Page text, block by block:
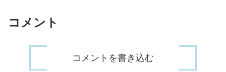
コメント
コメントを書き込む